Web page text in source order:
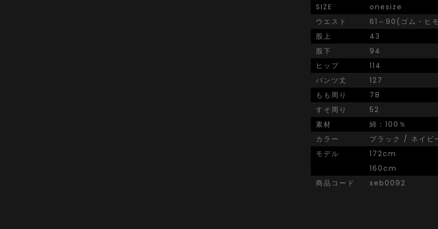
SIZE
onesize
ウエスト
61～90(ゴム・ヒ
股上
43
股下
94
ヒップ
114
パンツ丈
127
もも周り
78
すそ周り
52
素材
綿：100％
カラー
ブラック / ネイビ
モデル
172cm
160cm
商品コード
seb0092